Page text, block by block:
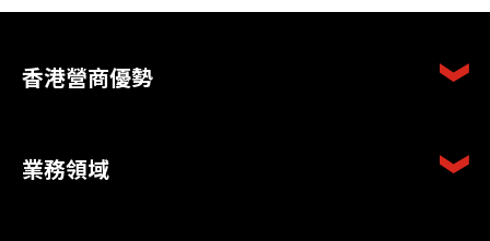
香港營商優勢
業務領域